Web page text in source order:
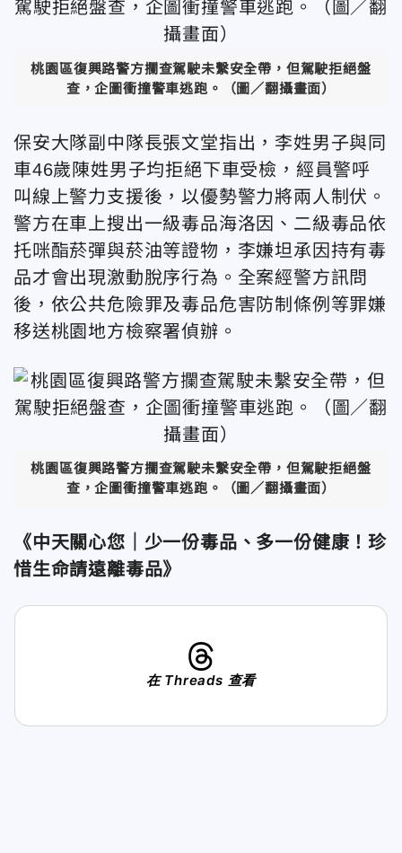
桃園區復興路警方攔查駕駛未繫安全帶，但駕駛拒絕盤
查，企圖衝撞警車逃跑。（圖／翻攝畫面）
保安大隊副中隊長張文堂指出，李姓男子與同
車46歲陳姓男子均拒絕下車受檢，經員警呼
叫線上警力支援後，以優勢警力將兩人制伏。
警方在車上搜出一級毒品海洛因、二級毒品依
托咪酯菸彈與菸油等證物，李嫌坦承因持有毒
品才會出現激動脫序行為。全案經警方訊問
後，依公共危險罪及毒品危害防制條例等罪嫌
移送桃園地方檢察署偵辦。
桃園區復興路警方攔查駕駛未繫安全帶，但駕駛拒絕盤
查，企圖衝撞警車逃跑。（圖／翻攝畫面）
《中天關心您｜少一份毒品、多一份健康！珍
惜生命請遠離毒品》
在 Threads 查看